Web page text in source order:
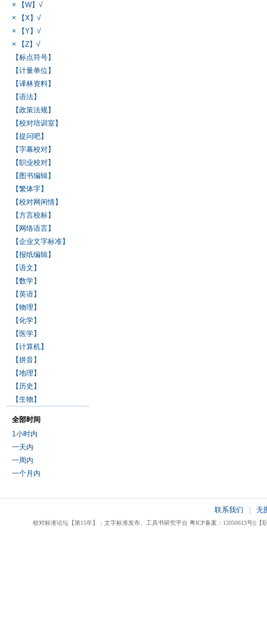
× 【W】√
× 【X】√
× 【Y】√
× 【Z】√
【标点符号】
【计量单位】
【译林资料】
【语法】
【政策法规】
【校对培训室】
【提问吧】
【字幕校对】
【职业校对】
【图书编辑】
【繁体字】
【校对网闲情】
【方言校标】
【网络语言】
【企业文字标准】
【报纸编辑】
【语文】
【数学】
【英语】
【物理】
【化学】
【医学】
【计算机】
【拼音】
【地理】
【历史】
【生物】
全部时间
1小时内
一天内
一周内
一个月内
联系我们 无
校对标准论坛【第15年】：文字标准发布、工具书研究平台 粤ICP备案：12050613号|||【